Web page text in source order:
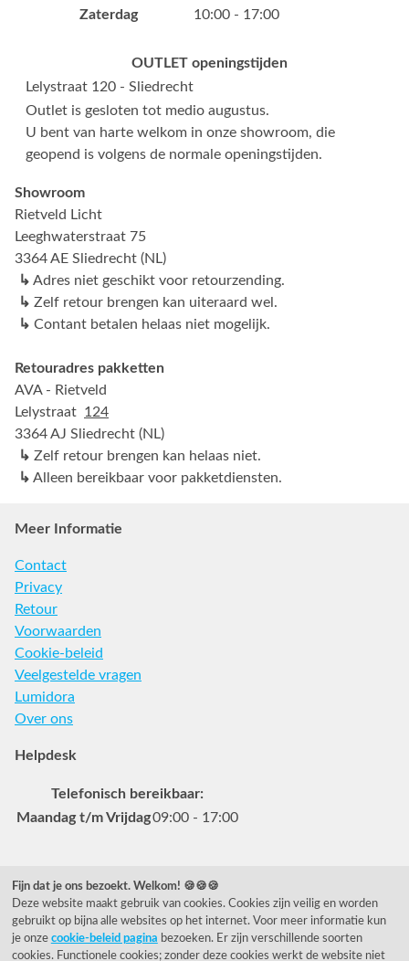
Zaterdag
10:00 - 17:00
OUTLET openingstijden
Lelystraat 120 - Sliedrecht
Outlet is gesloten tot medio augustus.
U bent van harte welkom in onze showroom, die
geopend is volgens de normale openingstijden.
Showroom
Rietveld Licht
Leeghwaterstraat 75
3364 AE Sliedrecht (NL)
↳ Adres niet geschikt voor retourzending.
↳ Zelf retour brengen kan uiteraard wel.
↳ Contant betalen helaas niet mogelijk.
Retouradres pakketten
AVA - Rietveld
Lelystraat 124
3364 AJ Sliedrecht (NL)
↳ Zelf retour brengen kan helaas niet.
↳ Alleen bereikbaar voor pakketdiensten.
Meer Informatie
Contact
Privacy
Retour
Voorwaarden
Cookie-beleid
Veelgestelde vragen
Lumidora
Over ons
Helpdesk
Telefonisch bereikbaar:
Maandag t/m Vrijdag09:00 - 17:00
Veelgestelde vragen
0031 78 615 44 15
helpdesk@rietveldlicht.nl
Fijn dat je ons bezoekt. Welkom! 🍪🍪🍪
Deze website maakt gebruik van cookies. Cookies zijn veilig en worden
gebruikt op bijna alle websites op het internet. Voor meer informatie kun
je onze cookie-beleid pagina bezoeken. Er zijn verschillende soorten
cookies. Functionele cookies; zonder deze cookies werkt de website niet